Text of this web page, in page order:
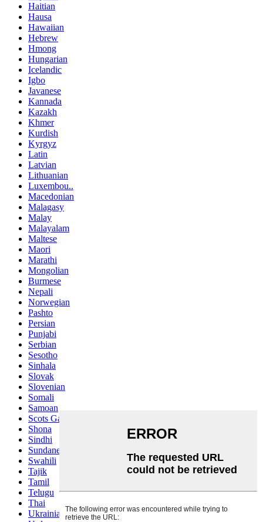
Haitian
Hausa
Hawaiian
Hebrew
Hmong
Hungarian
Icelandic
Igbo
Javanese
Kannada
Kazakh
Khmer
Kurdish
Kyrgyz
Latin
Latvian
Lithuanian
Luxembou..
Macedonian
Malagasy
Malay
Malayalam
Maltese
Maori
Marathi
Mongolian
Burmese
Nepali
Norwegian
Pashto
Persian
Punjabi
Serbian
Sesotho
Sinhala
Slovak
Slovenian
Somali
Samoan
Scots Gaelic
Shona
Sindhi
Sundanese
Swahili
Tajik
Tamil
Telugu
Thai
Ukrainian